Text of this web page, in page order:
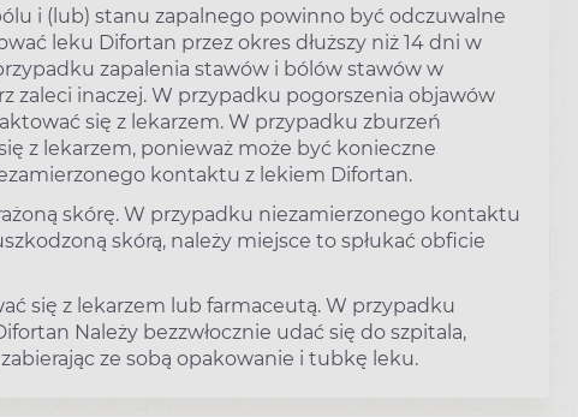
i (lub) stanu zapalnego powinno być odczuwalne
leku Difortan przez okres dłuższy niż 14 dni w
zapalenia stawów i bólów stawów w
zaleci inaczej. W przypadku pogorszenia objawów
się z lekarzem. W przypadku zburzeń
z lekarzem, ponieważ może być konieczne
kontaktu z lekiem Difortan.
skórę. W przypadku niezamierzonego kontaktu
skórą, należy miejsce to spłukać obficie
się z lekarzem lub farmaceutą. W przypadku
Należy bezzwłocznie udać się do szpitala,
ze sobą opakowanie i tubkę leku.